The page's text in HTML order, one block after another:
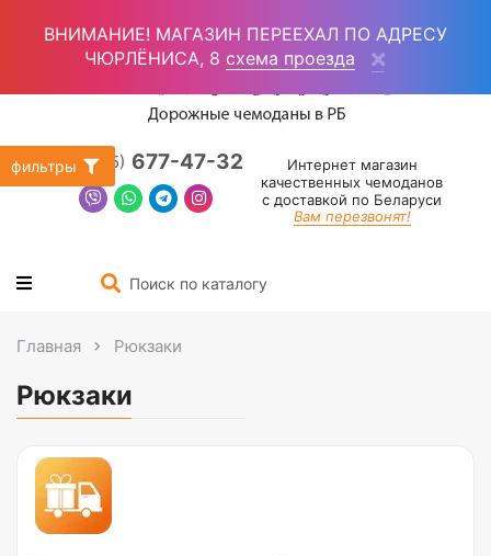
+375 (25) 677-47-32
Интернет магазин
качественных чемоданов
с доставкой по Беларуси
Вам перезвонят!
фильтры
Главная Рюкзаки
Рюкзаки
ВНИМАНИЕ! МАГАЗИН ПЕРЕЕХАЛ ПО АДРЕСУ
ЧЮРЛЁНИСА, 8 схема проезда